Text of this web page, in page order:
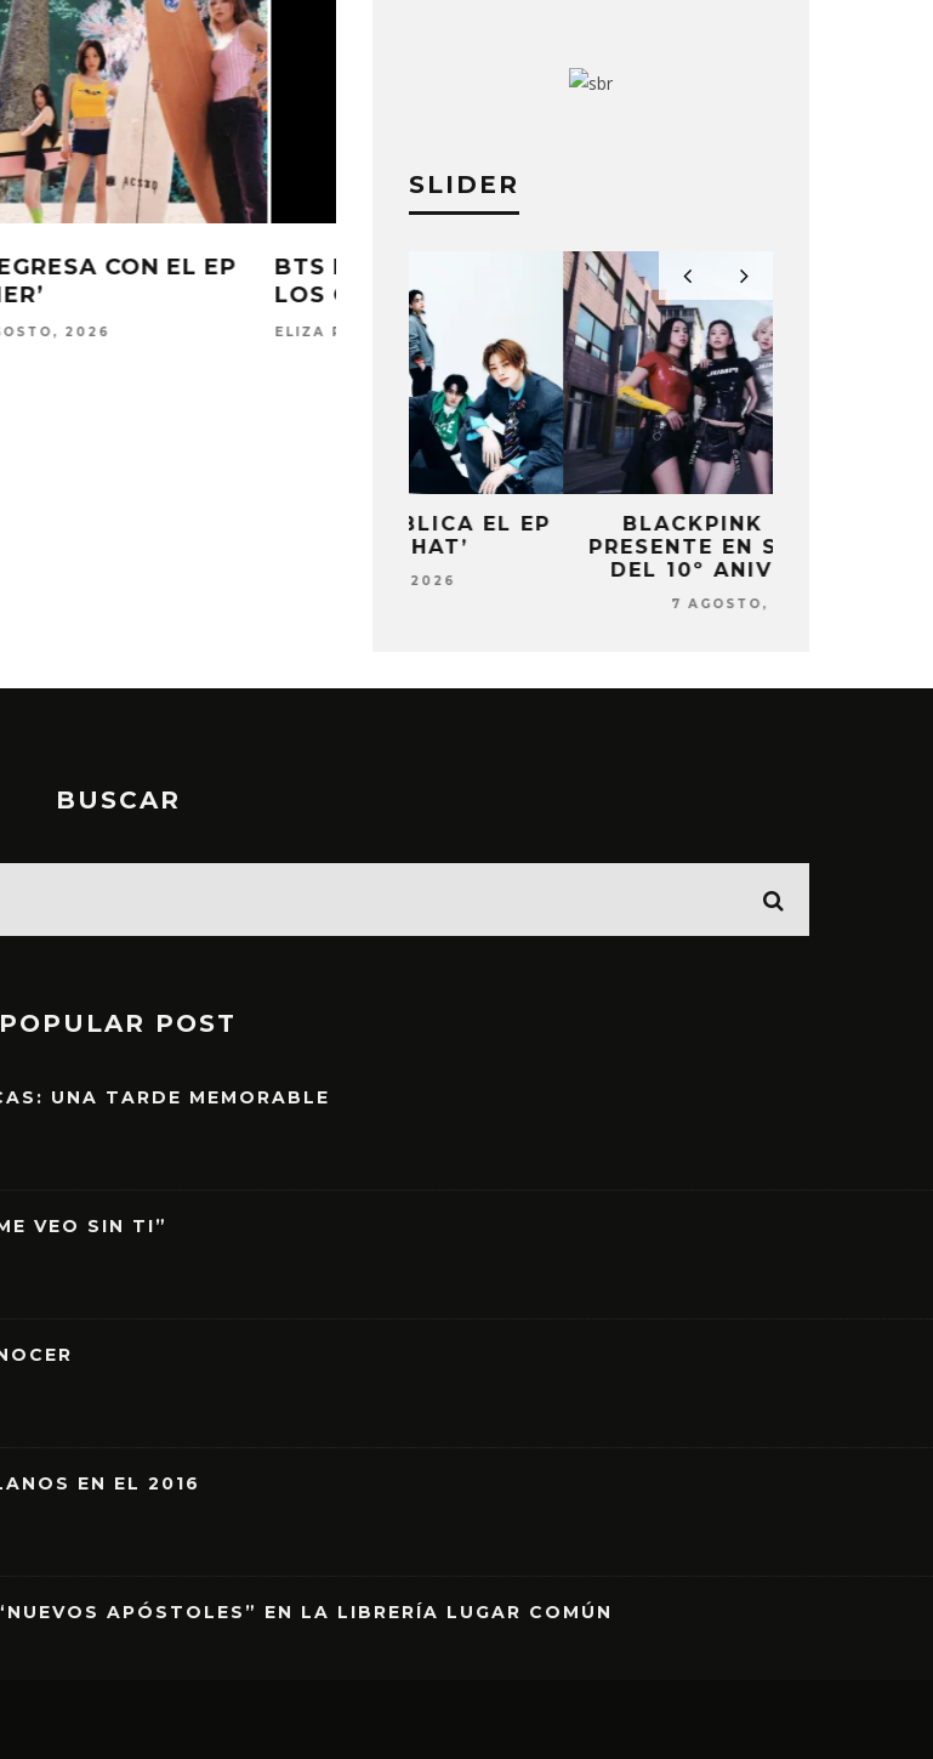
SU DISCO EN
2027
30 JULIO, 2026
SLIDER
BLACKPINK ESTARÁ
PRESENTE EN SU EVENTO
DEL 10º ANIVERSARIO
BUSCAR
POPULAR POST
UNA TARDE MEMORABLE
VEO SIN TI”
EN EL 2016
APÓSTOLES” EN LA LIBRERÍA LUGAR COMÚN